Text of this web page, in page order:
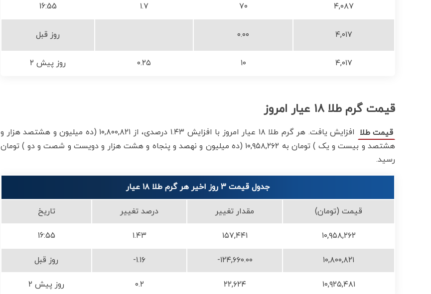
۴,۰۸۷ ۷۰ ۱.۷ 16:55
۴,۰۱۷ ۰.۰۰ روز قبل
۴,۰۱۷ ۱۰ ۰.۲۵ ۲ روز پیش
قیمت گرم طلا ۱۸ عیار امروز
قیمت طلا
افزایش یافت. هر گرم طلا ۱۸ عیار امروز با افزایش ۱.۴۳ درصدی، از ۱۰,۸۰۰,۸۲۱ (ده میلیون و هشتصد هزار و
هشتصد و بیست و یک ) تومان به ۱۰,۹۵۸,۲۶۲ (ده میلیون و نهصد و پنجاه و هشت هزار و دویست و شصت و دو ) تومان
رسید.
جدول قیمت 3 روز اخیر هر گرم طلا ۱۸ عیار
قیمت (تومان) مقدار تغییر درصد تغییر تاریخ
۱۰,۹۵۸,۲۶۲ ۱۵۷,۴۴۱ ۱.۴۳ 16:55
۱۰,۸۰۰,۸۲۱ -۱۲۴,۶۶۰.۰۰ -۱.۱۶ روز قبل
۱۰,۹۲۵,۴۸۱ ۲۲,۶۲۴ ۰.۲ ۲ روز پیش